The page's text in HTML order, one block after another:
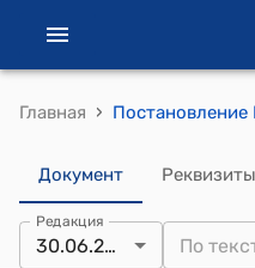
Главная ›
Документ Реквизиты
Редакция
30.06.2025